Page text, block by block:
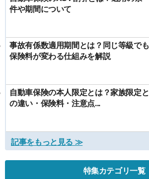
件や期間について
事故有係数適用期間とは？同じ等級でも
保険料が変わる仕組みを解説
自動車保険の本人限定とは？家族限定と
の違い・保険料・注意点...
記事をもっと見る ≫
特集カテゴリ一覧